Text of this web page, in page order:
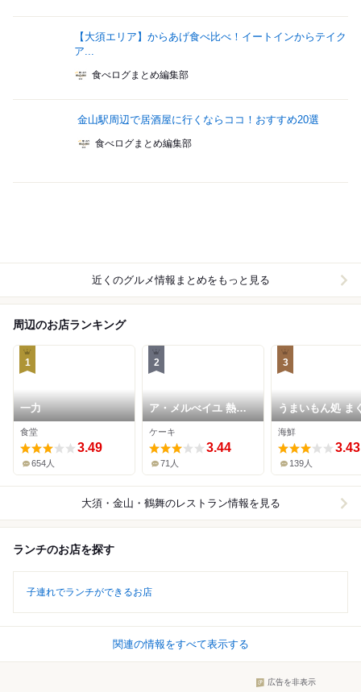
【大須エリア】からあげ食べ比べ！イートインからテイク
ア...
食べログまとめ編集部
金山駅周辺で居酒屋に行くならココ！おすすめ20選
食べログまとめ編集部
近くのグルメ情報まとめをもっと見る
周辺のお店ランキング
1
一力
食堂
3.49
654人
2
ア・メルべイユ 熱田
店
ケーキ
3.44
71人
3
うまいもん処 ま
や
海鮮
3.43
139人
大須・金山・鶴舞のレストラン情報を見る
ランチのお店を探す
子連れでランチができるお店
関連の情報をすべて表示する
広告を非表示